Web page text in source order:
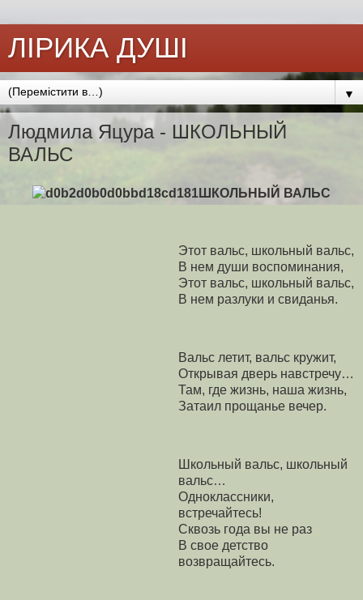
ЛІРИКА ДУШІ
▼
Людмила Яцура - ШКОЛЬНЫЙ
ВАЛЬС
ШКОЛЬНЫЙ ВАЛЬС
Этот вальс, школьный вальс,
В нем души воспоминания,
Этот вальс, школьный вальс,
В нем разлуки и свиданья.
Вальс летит, вальс кружит,
Открывая дверь навстречу…
Там, где жизнь, наша жизнь,
Затаил прощанье вечер.
Школьный вальс, школьный
вальс…
Одноклассники,
встречайтесь!
Сквозь года вы не раз
В свое детство
возвращайтесь.